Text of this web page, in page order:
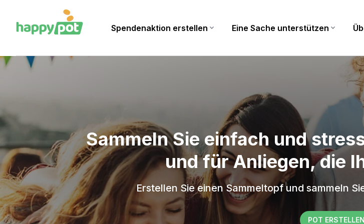
Spendenaktion erstellen expand_more Eine Sache unterstützen expand_more
Sammeln Sie einfach und
und für Anliegen, die
Erstellen Sie einen Sammeltopf und sammeln
POT ERSTELLEN